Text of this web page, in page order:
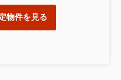
物件を見る